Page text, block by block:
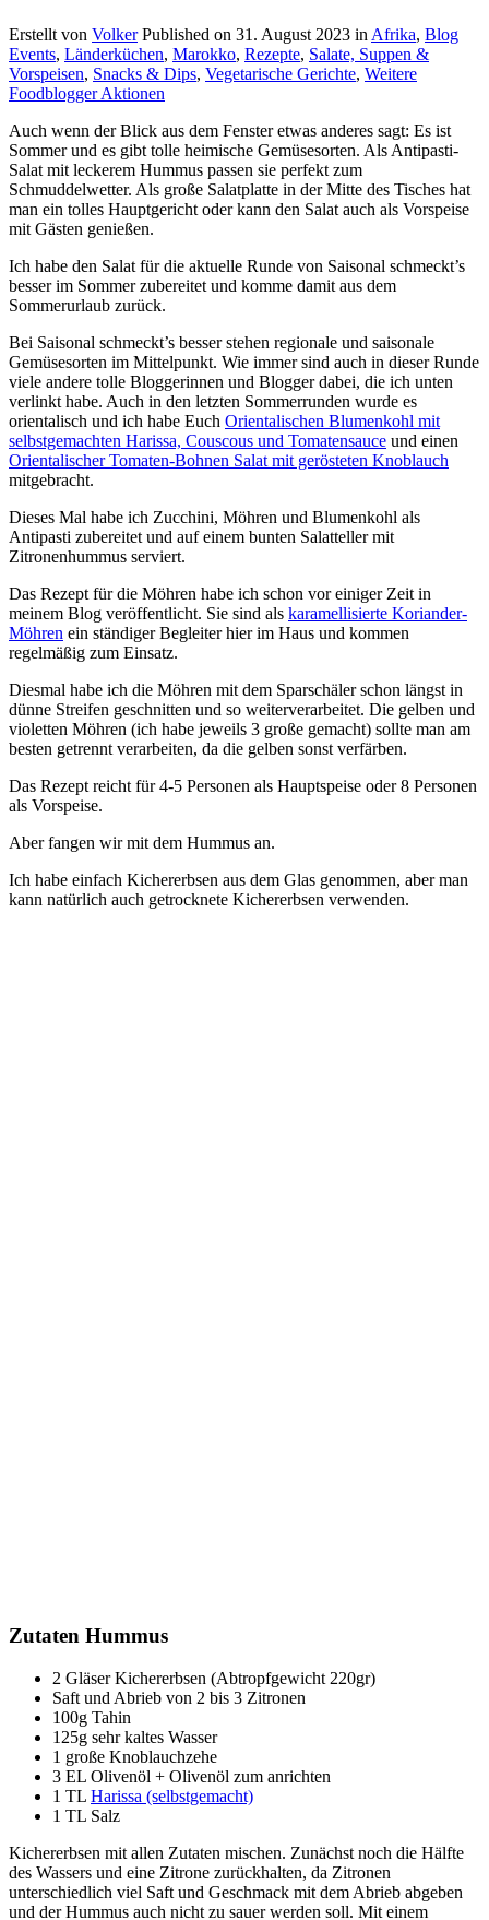
Erstellt von Volker Published on 31. August 2023 in Afrika, Blog
Events, Länderküchen, Marokko, Rezepte, Salate, Suppen &
Vorspeisen, Snacks & Dips, Vegetarische Gerichte, Weitere
Foodblogger Aktionen
Auch wenn der Blick aus dem Fenster etwas anderes sagt: Es ist
Sommer und es gibt tolle heimische Gemüsesorten. Als Antipasti-
Salat mit leckerem Hummus passen sie perfekt zum
Schmuddelwetter. Als große Salatplatte in der Mitte des Tisches hat
man ein tolles Hauptgericht oder kann den Salat auch als Vorspeise
mit Gästen genießen.
Ich habe den Salat für die aktuelle Runde von Saisonal schmeckt’s
besser im Sommer zubereitet und komme damit aus dem
Sommerurlaub zurück.
Bei Saisonal schmeckt’s besser stehen regionale und saisonale
Gemüsesorten im Mittelpunkt. Wie immer sind auch in dieser Runde
viele andere tolle Bloggerinnen und Blogger dabei, die ich unten
verlinkt habe. Auch in den letzten Sommerrunden wurde es
orientalisch und ich habe Euch Orientalischen Blumenkohl mit
selbstgemachten Harissa, Couscous und Tomatensauce und einen
Orientalischer Tomaten-Bohnen Salat mit gerösteten Knoblauch
mitgebracht.
Dieses Mal habe ich Zucchini, Möhren und Blumenkohl als
Antipasti zubereitet und auf einem bunten Salatteller mit
Zitronenhummus serviert.
Das Rezept für die Möhren habe ich schon vor einiger Zeit in
meinem Blog veröffentlicht. Sie sind als karamellisierte Koriander-
Möhren ein ständiger Begleiter hier im Haus und kommen
regelmäßig zum Einsatz.
Diesmal habe ich die Möhren mit dem Sparschäler schon längst in
dünne Streifen geschnitten und so weiterverarbeitet. Die gelben und
violetten Möhren (ich habe jeweils 3 große gemacht) sollte man am
besten getrennt verarbeiten, da die gelben sonst verfärben.
Das Rezept reicht für 4-5 Personen als Hauptspeise oder 8 Personen
als Vorspeise.
Aber fangen wir mit dem Hummus an.
Ich habe einfach Kichererbsen aus dem Glas genommen, aber man
kann natürlich auch getrocknete Kichererbsen verwenden.
Zutaten Hummus
2 Gläser Kichererbsen (Abtropfgewicht 220gr)
Saft und Abrieb von 2 bis 3 Zitronen
100g Tahin
125g sehr kaltes Wasser
1 große Knoblauchzehe
3 EL Olivenöl + Olivenöl zum anrichten
1 TL Harissa (selbstgemacht)
1 TL Salz
Kichererbsen mit allen Zutaten mischen. Zunächst noch die Hälfte
des Wassers und eine Zitrone zurückhalten, da Zitronen
unterschiedlich viel Saft und Geschmack mit dem Abrieb abgeben
und der Hummus auch nicht zu sauer werden soll. Mit einem